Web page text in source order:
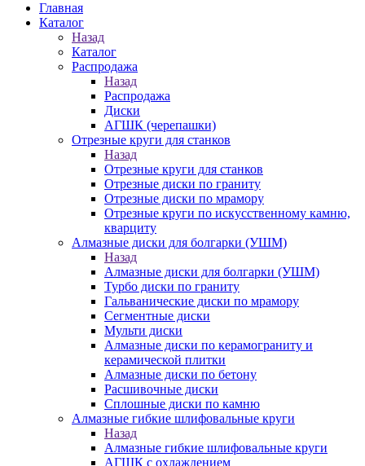
Главная
Каталог
Назад
Каталог
Распродажа
Назад
Распродажа
Диски
АГШК (черепашки)
Отрезные круги для станков
Назад
Отрезные круги для станков
Отрезные диски по граниту
Отрезные диски по мрамору
Отрезные круги по искусственному камню,
кварциту
Алмазные диски для болгарки (УШМ)
Назад
Алмазные диски для болгарки (УШМ)
Турбо диски по граниту
Гальванические диски по мрамору
Сегментные диски
Мульти диски
Алмазные диски по керамограниту и
керамической плитки
Алмазные диски по бетону
Расшивочные диски
Сплошные диски по камню
Алмазные гибкие шлифовальные круги
Назад
Алмазные гибкие шлифовальные круги
АГШК с охлаждением